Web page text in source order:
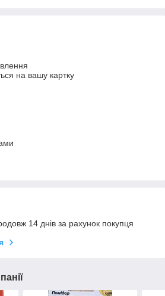
на вашу картку
14 днів за рахунок покупця